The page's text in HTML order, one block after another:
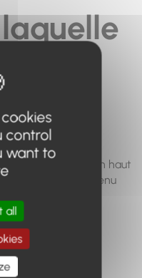
à
de recherche en haut
trouver le contenu
control
want to
all